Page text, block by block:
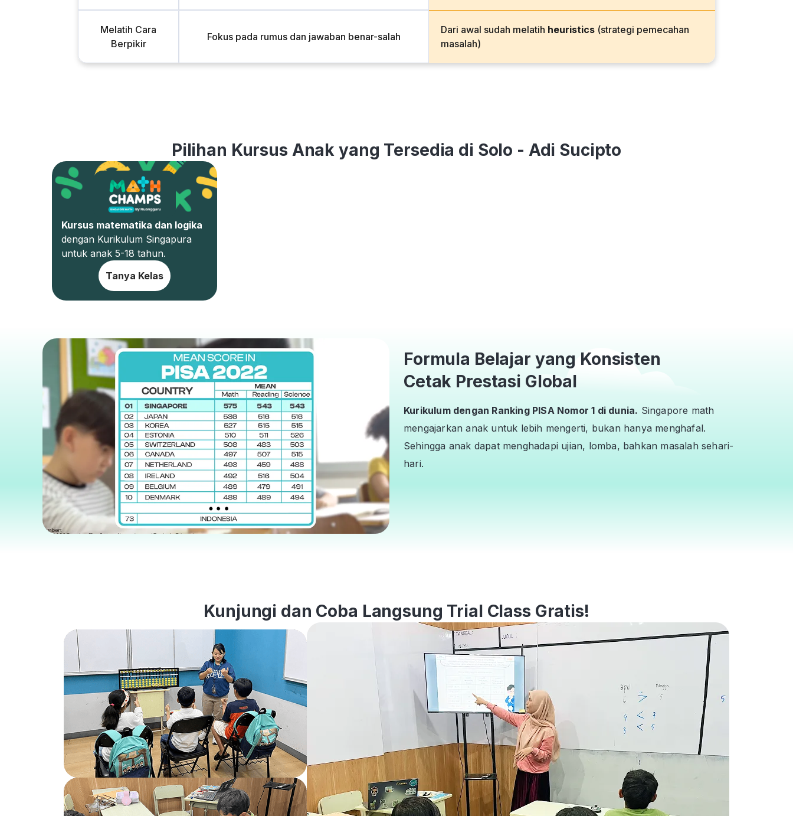
Melatih Cara
Berpikir
Fokus pada rumus dan jawaban benar-salah
Dari awal sudah melatih heuristics (strategi pemecahan
masalah)
Pilihan Kursus Anak yang Tersedia di Solo - Adi Sucipto
Kursus matematika dan logika
dengan Kurikulum Singapura
untuk anak 5-18 tahun.
Tanya Kelas
Formula Belajar yang Konsisten
Cetak Prestasi Global
Kurikulum dengan Ranking PISA Nomor 1 di dunia. Singapore math
mengajarkan anak untuk lebih mengerti, bukan hanya menghafal.
Sehingga anak dapat menghadapi ujian, lomba, bahkan masalah sehari-
hari.
Kunjungi dan Coba Langsung Trial Class Gratis!